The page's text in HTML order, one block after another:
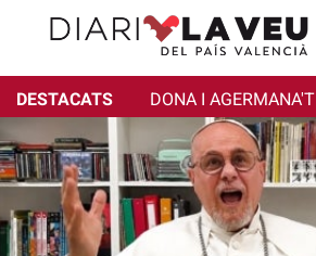
DESTACATS DONA I AGERMANA'T